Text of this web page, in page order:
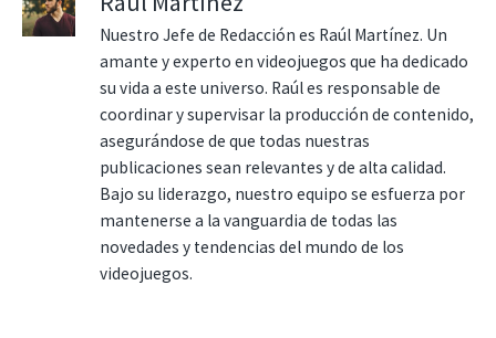
Nuestro Jefe de Redacción es Raúl Martínez. Un
amante y experto en videojuegos que ha dedicado
su vida a este universo. Raúl es responsable de
coordinar y supervisar la producción de contenido,
asegurándose de que todas nuestras
publicaciones sean relevantes y de alta calidad.
Bajo su liderazgo, nuestro equipo se esfuerza por
mantenerse a la vanguardia de todas las
novedades y tendencias del mundo de los
videojuegos.